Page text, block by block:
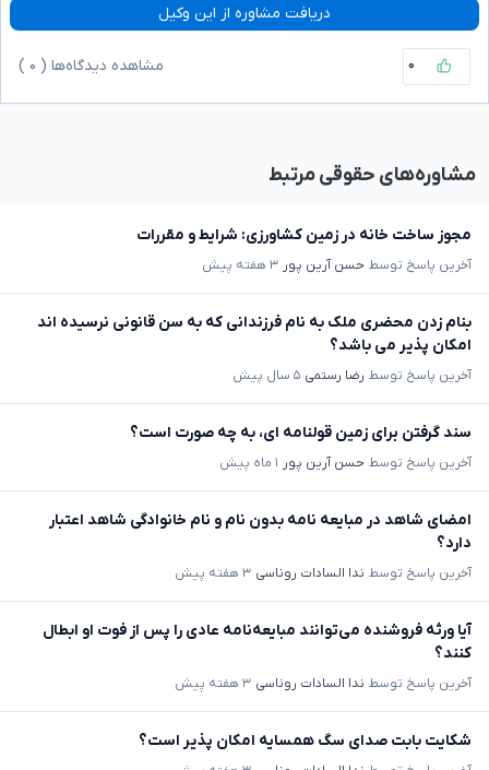
دریافت مشاوره از این وکیل
۰ مشاهده دیدگاه‌ها ( ۰
مشاوره‌های حقوقی مرتبط
مجوز ساخت خانه در زمین کشاورزی: شرایط و مقررات
آخرین پاسخ توسط حسن آرین پور ۳ هفته پیش
بنام زدن محضری ملک به نام فرزندانی که به سن قانونی نرسیده اند
امکان پذیر می باشد؟
آخرین پاسخ توسط رضا رستمی ۵ سال پیش
سند گرفتن برای زمین قولنامه ای، به چه صورت است؟
آخرین پاسخ توسط حسن آرین پور ۱ ماه پیش
امضای شاهد در مبایعه نامه بدون نام و نام خانوادگی شاهد اعتبار
دارد؟
آخرین پاسخ توسط ندا السادات روناسی ۳ هفته پیش
آیا ورثه فروشنده می‌توانند مبایعه‌نامه عادی را پس از فوت او ابطال
کنند؟
آخرین پاسخ توسط ندا السادات روناسی ۳ هفته پیش
شکایت بابت صدای سگ همسایه امکان پذیر است؟